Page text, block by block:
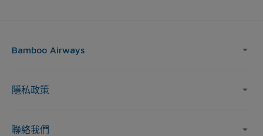
Bamboo Airways
隱私政策
聯絡我們